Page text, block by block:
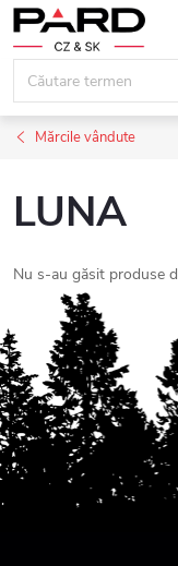
Treci
conținut
Mărcile vândute
LUNA
Nu s-au găsit produse